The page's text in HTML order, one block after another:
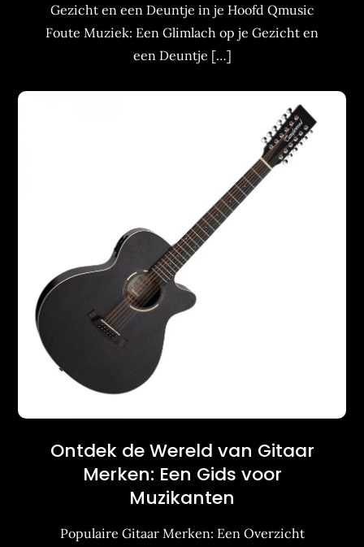
Gezicht en een Deuntje in je Hoofd Qmusic
Foute Muziek: Een Glimlach op je Gezicht en
een Deuntje […]
Ontdek de Wereld van Gitaar
Merken: Een Gids voor
Muzikanten
Populaire Gitaar Merken: Een Overzicht